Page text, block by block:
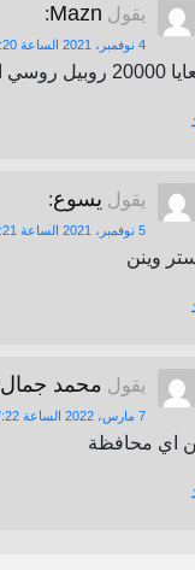
يقول Mazn
:
4 نوفمبر، 2021 الساعة 4:20 م
اغيرهم فين في القاهرة
يقول يسوع:
5 نوفمبر، 2021 الساعة 10:21 م
وينن
يقول محمد جمال
7 مارس، 2022 الساعة 7:22 م
اي محافظة